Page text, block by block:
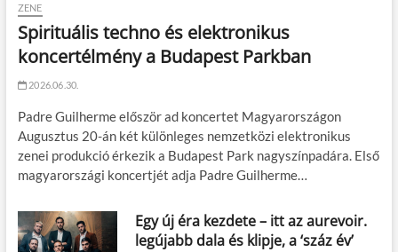
ZENE
Spirituális techno és elektronikus
koncertélmény a Budapest Parkban
2026.06.30.
Padre Guilherme először ad koncertet Magyarországon
Augusztus 20-án két különleges nemzetközi elektronikus
zenei produkció érkezik a Budapest Park nagyszínpadára. Első
magyarországi koncertjét adja Padre Guilherme…
Egy új éra kezdete – itt az aurevoir.
legújabb dala és klipje, a ‘száz év’